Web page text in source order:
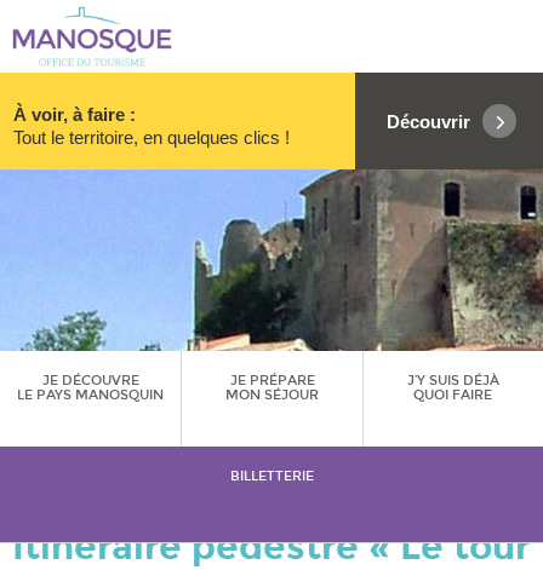
JE DÉCOUVRE
LE PAYS MANOSQUIN
JE PRÉPARE
MON SÉJOUR
J’Y SUIS DÉJÀ
QUOI FAIRE
BILLETTERIE
À voir, à faire :
Tout le territoire, en quelques clics !
Découvrir
Itinéraire pédestre « Le tour